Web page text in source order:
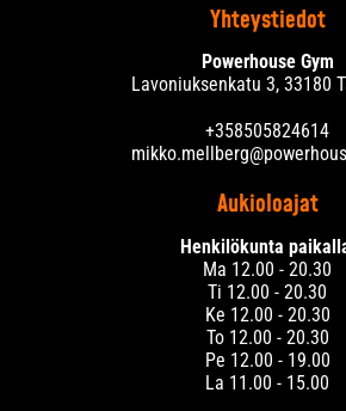
Yhteystiedot
Powerhouse Gym
Lavoniuksenkatu 3, 33180
+358505824614
Aukioloajat
Henkilökunta
Ma 12.00 - 20.30
Ti 12.00 - 20.30
Ke 12.00 - 20.30
To 12.00 - 20.30
Pe 12.00 - 19.00
La 11.00 - 15.00